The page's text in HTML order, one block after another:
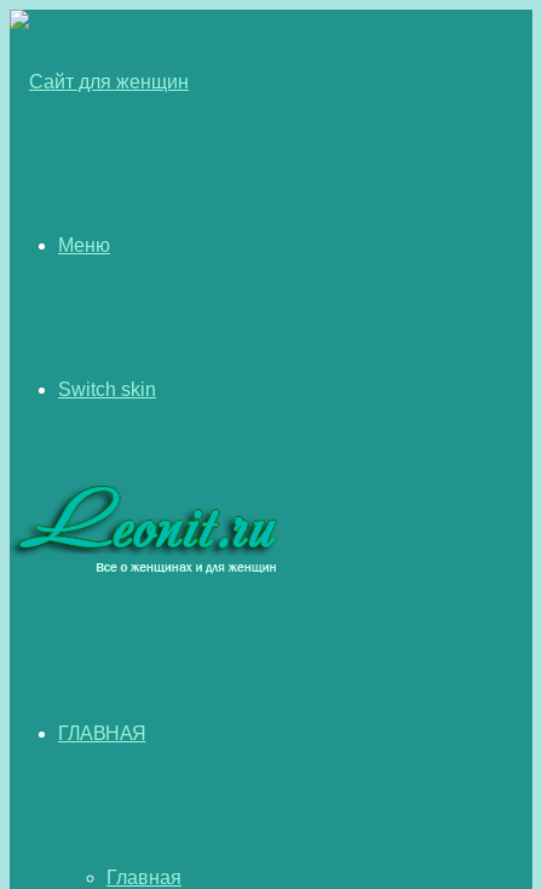
Меню
Switch skin
ГЛАВНАЯ
Главная